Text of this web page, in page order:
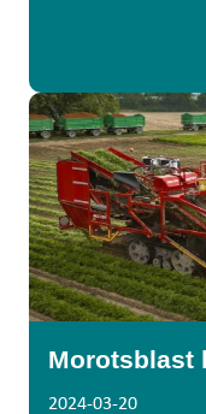
Morotsblast
2024-03-20